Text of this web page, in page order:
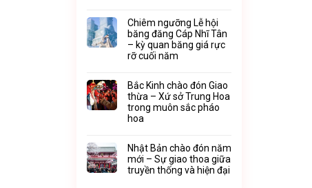
Chiêm ngưỡng Lễ hội
băng đăng Cáp Nhĩ Tân
– kỳ quan băng giá rực
rỡ cuối năm
Bắc Kinh chào đón Giao
thừa – Xứ sở Trung Hoa
trong muôn sắc pháo
hoa
Nhật Bản chào đón năm
mới – Sự giao thoa giữa
truyền thống và hiện đại